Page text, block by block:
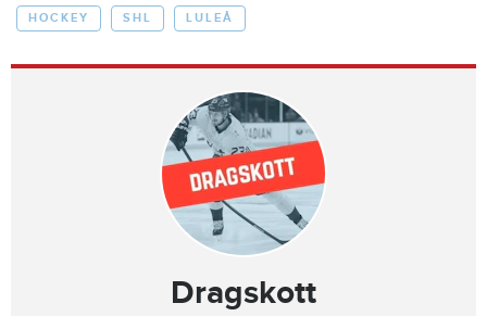
HOCKEY SHL LULEÅ
Dragskott